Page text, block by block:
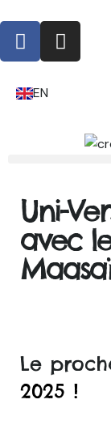
EN
Uni-
avec
Le
2025 !